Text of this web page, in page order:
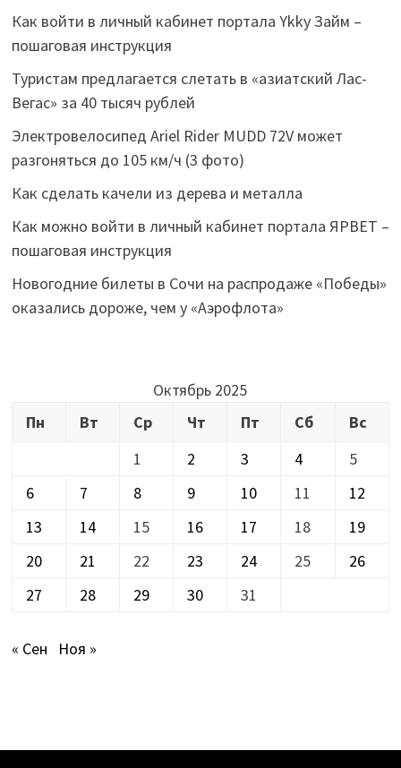
Как войти в личный кабинет портала Ykky Займ –
пошаговая инструкция
Туристам предлагается слетать в «азиатский Лас-
Вегас» за 40 тысяч рублей
Электровелосипед Ariel Rider MUDD 72V может
разгоняться до 105 км/ч (3 фото)
Как сделать качели из дерева и металла
Как можно войти в личный кабинет портала ЯРВЕТ –
пошаговая инструкция
Новогодние билеты в Сочи на распродаже «Победы»
оказались дороже, чем у «Аэрофлота»
Октябрь 2025
Пн
Вт Ср Чт Пт Сб
Вс
1
2 3 4
5
6
7 8 9 10 11
12
13
14 15 16 17 18
19
20
21 22 23 24 25
26
27
28 29 30 31
« Сен Ноя »